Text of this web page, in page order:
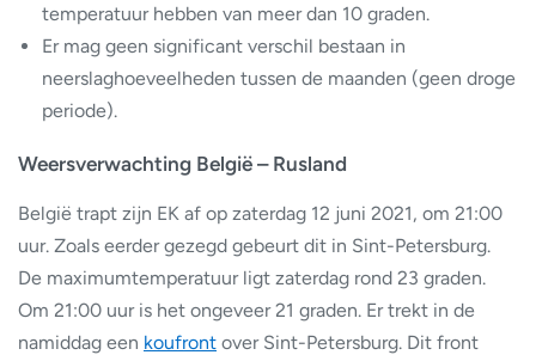
temperatuur hebben van meer dan 10 graden.
Er mag geen significant verschil bestaan in
neerslaghoeveelheden tussen de maanden (geen droge
periode).
Weersverwachting België – Rusland
België trapt zijn EK af op zaterdag 12 juni 2021, om 21:00
uur. Zoals eerder gezegd gebeurt dit in Sint-Petersburg.
De maximumtemperatuur ligt zaterdag rond 23 graden.
Om 21:00 uur is het ongeveer 21 graden. Er trekt in de
namiddag een koufront over Sint-Petersburg. Dit front